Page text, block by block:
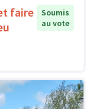
faire
Soumis
au vote